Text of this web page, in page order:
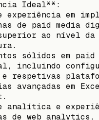
Ideal**:
experiência em
de paid media
superior ao nível da
sólidos em
incluindo
e respetivas
avançadas em
analítica e
de web analytics.